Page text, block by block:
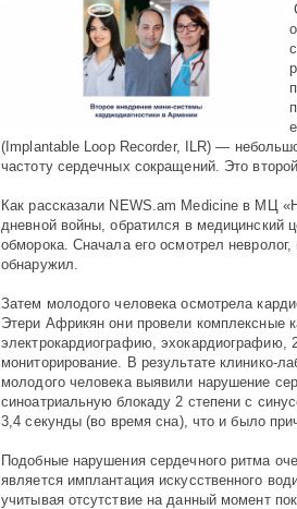
(Implantable Loop Recorder, ILR) —
частоту сердечных сокращений. Это
Как рассказали NEWS.am Medicine в МЦ
дневной войны, обратился в медицинский
обморока. Сначала его осмотрел
обнаружил.
Затем молодого человека осмотрела
Этери Африкян они провели комплексные
электрокардиографию, эхокардиографию,
мониторирование. В результате клинико-
молодого человека выявили нарушение
синоатриальную блокаду 2 степени с
3,4 секунды (во время сна), что и было
Подобные нарушения сердечного ритма
является имплантация искусственного
учитывая отсутствие на данный момент